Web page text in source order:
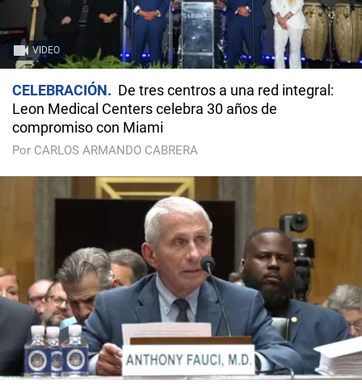
VIDEO
CELEBRACIÓN
De tres centros a una red integral:
Leon Medical Centers celebra 30 años de
compromiso con Miami
Por CARLOS ARMANDO CABRERA